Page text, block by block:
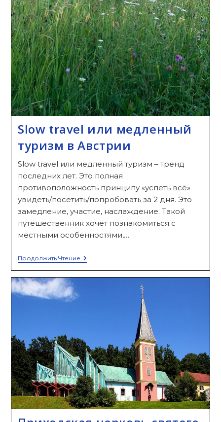
Slow travel или медленный
туризм в Австрии
Slow travel или медленный туризм – тренд
последних лет. Это полная
противоположность принципу «успеть всё»
увидеть/посетить/попробовать за 2 дня. Это
замедление, участие, наслаждение. Такой
путешественник хочет познакомиться с
местными особенностями,…
Продолжить ЧтениеSlow